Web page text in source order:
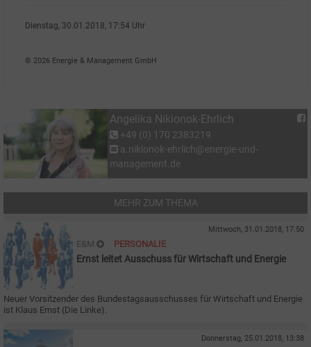
Dienstag, 30.01.2018, 17:54 Uhr
© 2026 Energie & Management GmbH
Angelika Nikionok-Ehrlich
+49 (0) 170 2383219
a.nikionok-ehrlich@energie-und-
management.de
MEHR ZUM THEMA
Mittwoch, 31.01.2018, 17:50
E&M PERSONALIE
Ernst leitet Ausschuss für Wirtschaft und Energie
Neuer Vorsitzender des Bundestagsausschusses für Wirtschaft und Energie
ist Klaus Ernst (Die Linke).
Donnerstag, 25.01.2018, 13:38